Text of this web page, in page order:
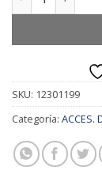
SKU: 12301199
Categoría: ACCES.